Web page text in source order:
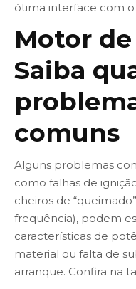
ótima interface com
Motor
Saiba
comuns
Alguns problemas
como falhas de
cheiros de
frequência), podem
características de
material ou falta de
arranque. Confira na